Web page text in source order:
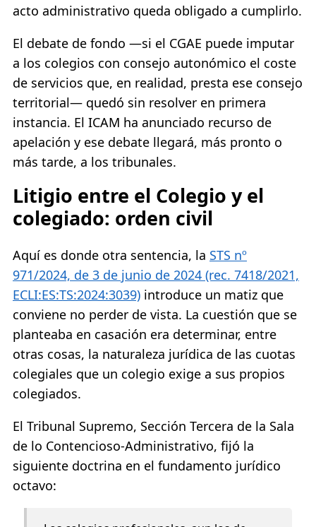
acto administrativo queda obligado a cumplirlo.
El debate de fondo —si el CGAE puede imputar
a los colegios con consejo autonómico el coste
de servicios que, en realidad, presta ese consejo
territorial— quedó sin resolver en primera
instancia. El ICAM ha anunciado recurso de
apelación y ese debate llegará, más pronto o
más tarde, a los tribunales.
Litigio entre el Colegio y el
colegiado: orden civil
Aquí es donde otra sentencia, la STS nº
971/2024, de 3 de junio de 2024 (rec. 7418/2021,
ECLI:ES:TS:2024:3039) introduce un matiz que
conviene no perder de vista. La cuestión que se
planteaba en casación era determinar, entre
otras cosas, la naturaleza jurídica de las cuotas
colegiales que un colegio exige a sus propios
colegiados.
El Tribunal Supremo, Sección Tercera de la Sala
de lo Contencioso-Administrativo, fijó la
siguiente doctrina en el fundamento jurídico
octavo: